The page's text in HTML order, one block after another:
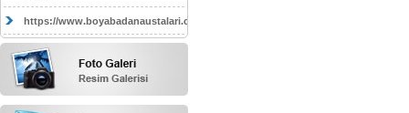
https://www.boyabadanaustalari.com/